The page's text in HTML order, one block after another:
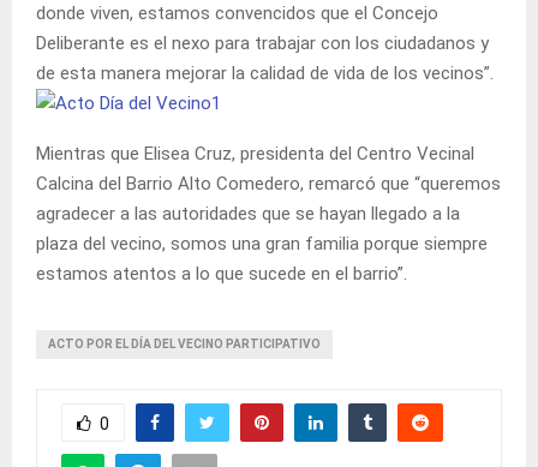
donde viven, estamos convencidos que el Concejo
Deliberante es el nexo para trabajar con los ciudadanos y
de esta manera mejorar la calidad de vida de los vecinos”.
Mientras que Elisea Cruz, presidenta del Centro Vecinal
Calcina del Barrio Alto Comedero, remarcó que “queremos
agradecer a las autoridades que se hayan llegado a la
plaza del vecino, somos una gran familia porque siempre
estamos atentos a lo que sucede en el barrio”.
ACTO POR EL DÍA DEL VECINO PARTICIPATIVO
0